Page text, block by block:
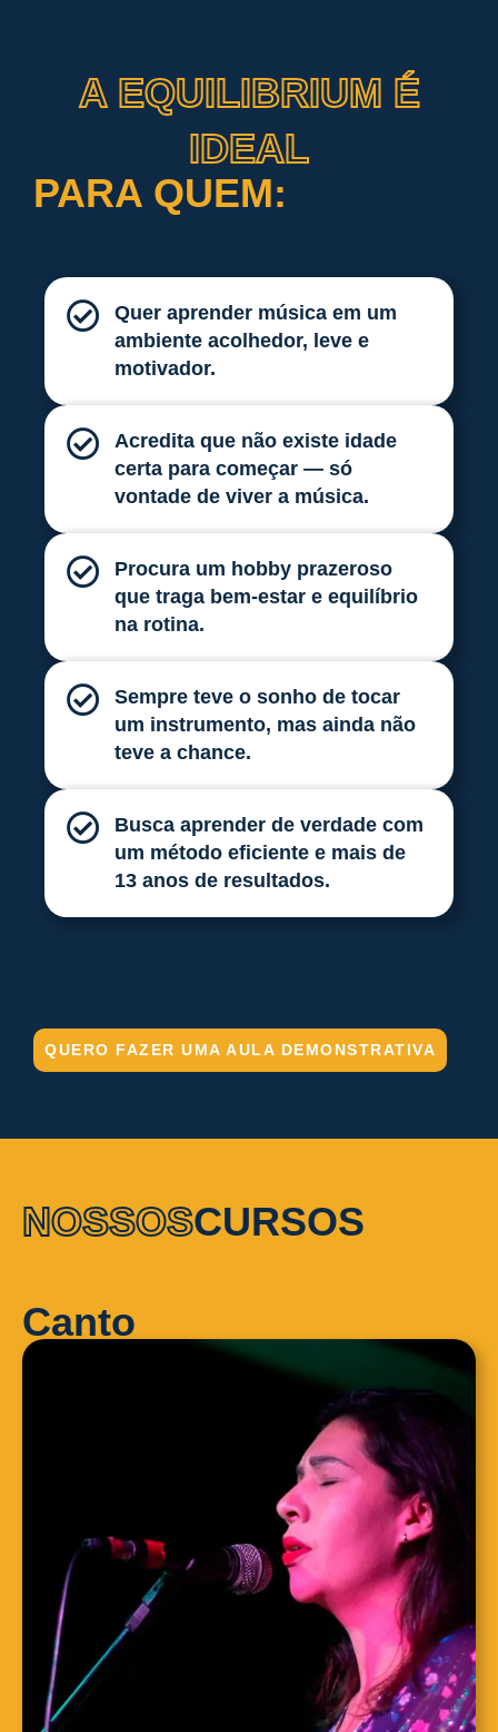
A EQUILIBRIUM É
IDEAL
PARA QUEM:
Quer aprender música em um
ambiente acolhedor, leve e
motivador.
Acredita que não existe idade
certa para começar — só
vontade de viver a música.
Procura um hobby prazeroso
que traga bem-estar e equilíbrio
na rotina.
Sempre teve o sonho de tocar
um instrumento, mas ainda não
teve a chance.
Busca aprender de verdade com
um método eficiente e mais de
13 anos de resultados.
QUERO FAZER UMA AULA DEMONSTRATIVA
NOSSOSCURSOS
Canto